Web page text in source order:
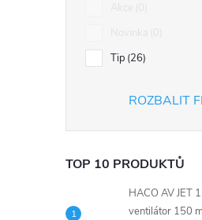
Tip 26
ROZBALIT
TOP 10 PRODUKTŮ
HACO AV JET
ventilátor 150